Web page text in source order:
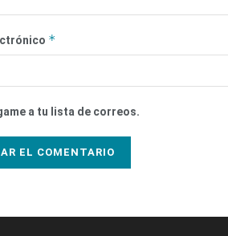
*
a tu lista de correos.